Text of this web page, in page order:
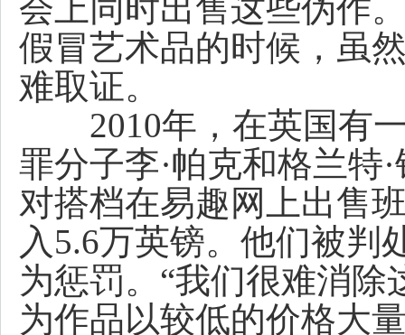
会上同时出售这些伪作
假冒艺术品的时候，虽
难取证。
2010年，在英国有一
罪分子李·帕克和格兰特
对搭档在易趣网上出售
入5.6万英镑。他们被判
为惩罚。“我们很难消
为作品以较低的价格大